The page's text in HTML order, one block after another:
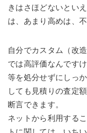
きはさほどないとい
は、あまり高めは、
自分でカスタム（改
では高評価なんです
等を処分せずにしっ
しても見積りの査定
断言できます。
ネットから利用する